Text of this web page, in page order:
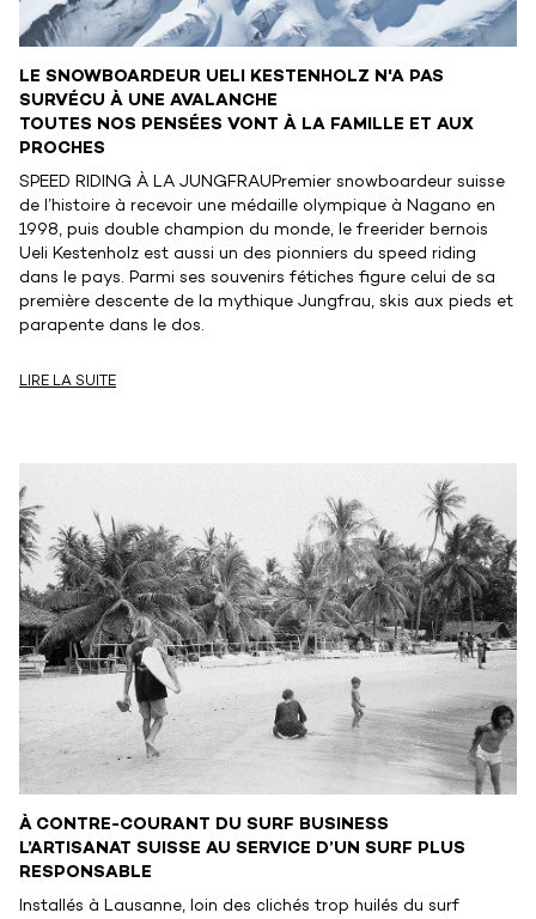
LE SNOWBOARDEUR UELI KESTENHOLZ N'A PAS
SURVÉCU À UNE AVALANCHE
TOUTES NOS PENSÉES VONT À LA FAMILLE ET AUX
PROCHES
SPEED RIDING À LA JUNGFRAUPremier snowboardeur suisse
de l’histoire à recevoir une médaille olympique à Nagano en
1998, puis double champion du monde, le freerider bernois
Ueli Kestenholz est aussi un des pionniers du speed riding
dans le pays. Parmi ses souvenirs fétiches figure celui de sa
première descente de la mythique Jungfrau, skis aux pieds et
parapente dans le dos.
LIRE LA SUITE
À CONTRE-COURANT DU SURF BUSINESS
L’ARTISANAT SUISSE AU SERVICE D’UN SURF PLUS
RESPONSABLE
Installés à Lausanne, loin des clichés trop huilés du surf